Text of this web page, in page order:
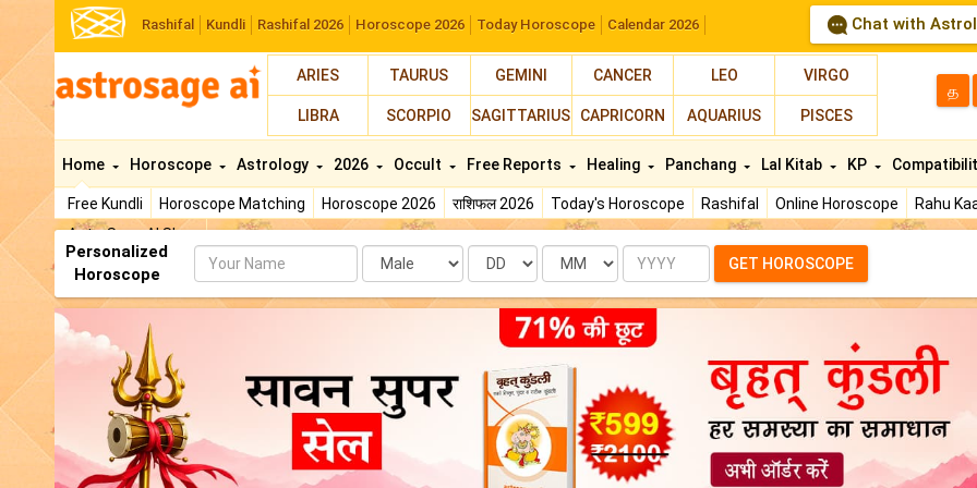
Rashifal Kundli Rashifal 2026 Horoscope 2026 Today Horoscope Calendar 2026 Chat with
ARIES TAURUS GEMINI CANCER LEO VIRGO
LIBRA SCORPIO SAGITTARIUS CAPRICORN AQUARIUS PISCES
த
Home
Free Kundli Horoscope Matching Horoscope 2026 राशिफल 2026 Today's Horoscope Rashifal Online Horoscope Rahu
AstroSage AI Shop
Horoscope Astrology 2026 Occult Free Reports Healing Panchang Lal Kitab KP
Personalized
Horoscope
Name Date Month Year GET HOROSCOPE